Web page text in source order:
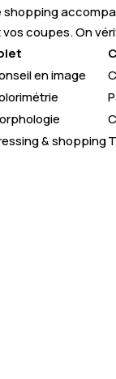
shopping
vos coupes. On
en image
& shopping